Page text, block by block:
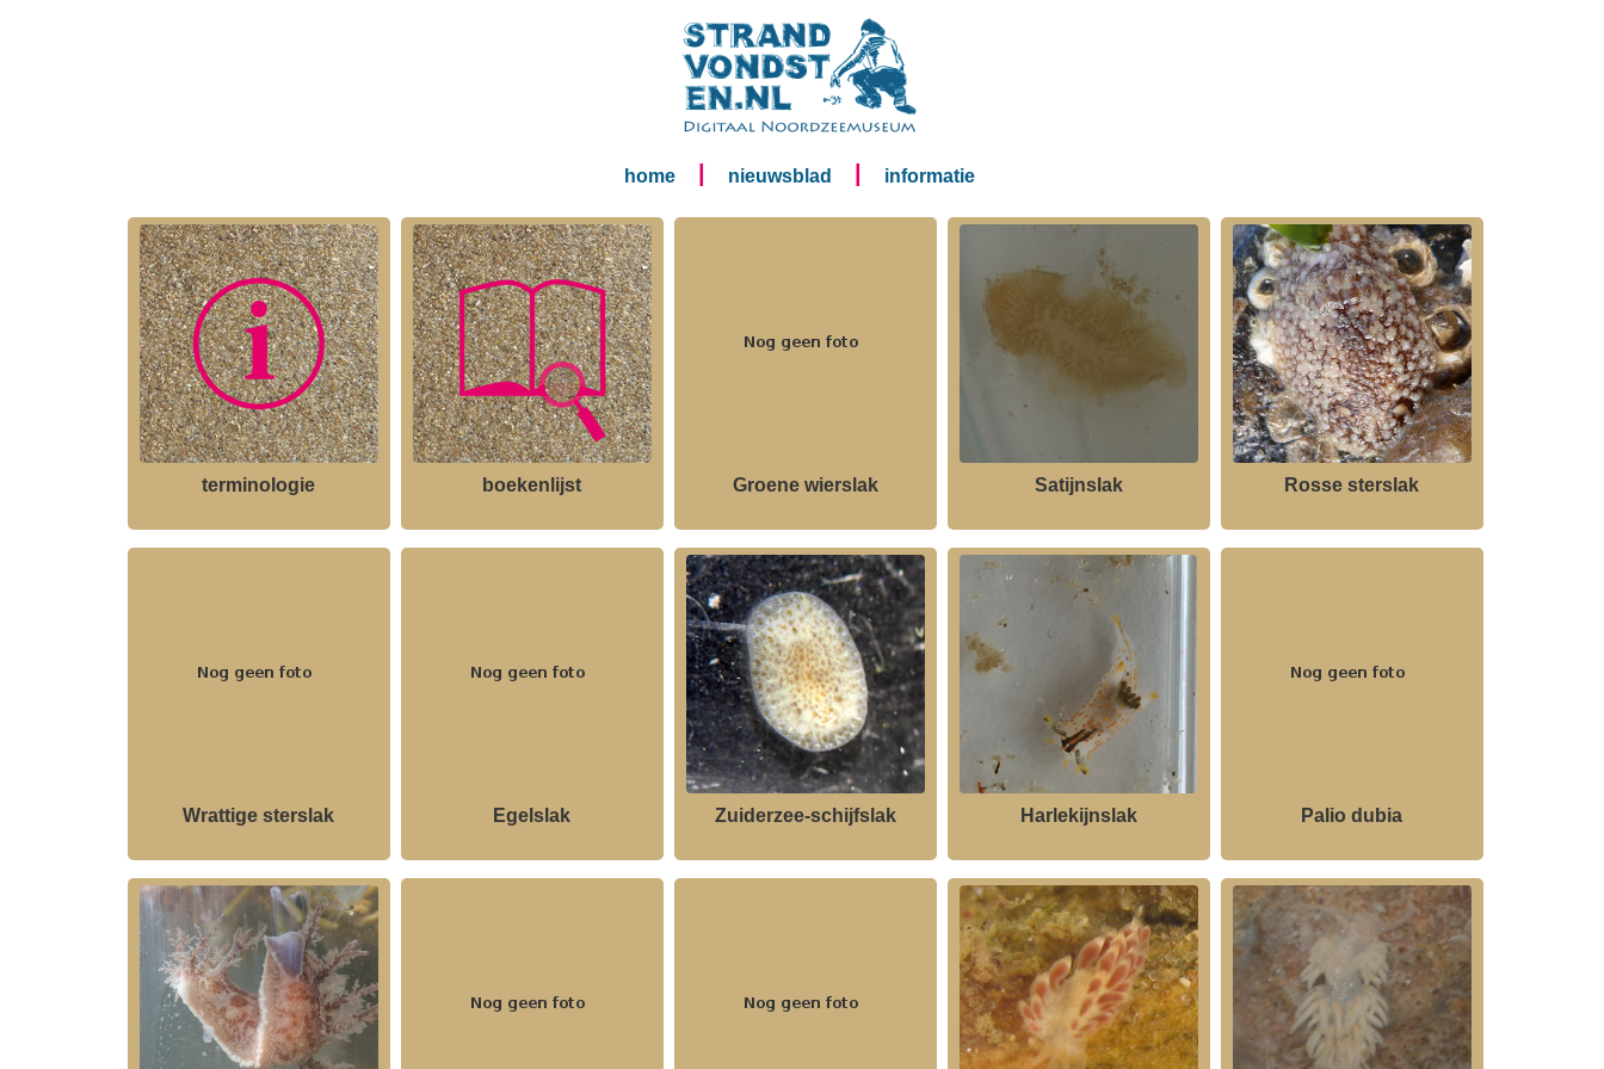
home nieuwsblad informatie
terminologie boekenlijst Groene wierslak Satijnslak Rosse sterslak
Wrattige sterslak Egelslak Zuiderzee-schijfslak Harlekijnslak Palio dubia